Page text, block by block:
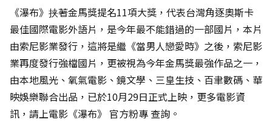
《瀑布》挟著金馬獎提名11項大獎，代表台灣角逐奧斯卡
最佳國際電影外語片，是今年最不能錯過的一部國片，本片
由索尼影業發行，這將是繼《當男人戀愛時》之後，索尼影
業再度發行強檔國片，更被視為今年金馬獎最強作品之一，
由本地風光、氧氣電影、鏡文學、三皇生技、百聿數碼、華
映娛樂聯合出品，已於10月29日正式上映，更多電影資
訊，請上電影《瀑布》 官方粉專 查詢。